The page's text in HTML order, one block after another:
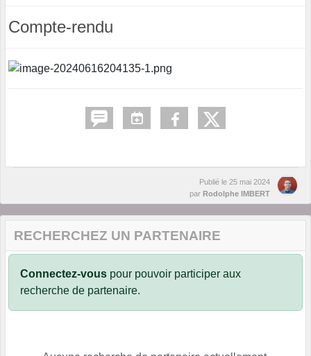
Compte-rendu
Publié le 25 mai 2024
par Rodolphe IMBERT
RECHERCHEZ UN PARTENAIRE
Connectez-vous pour pouvoir participer aux
recherche de partenaire.